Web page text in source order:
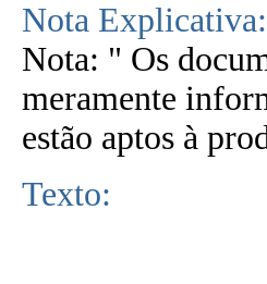
Nota Explicativa:
Nota: " Os
meramente
estão aptos à
Texto: